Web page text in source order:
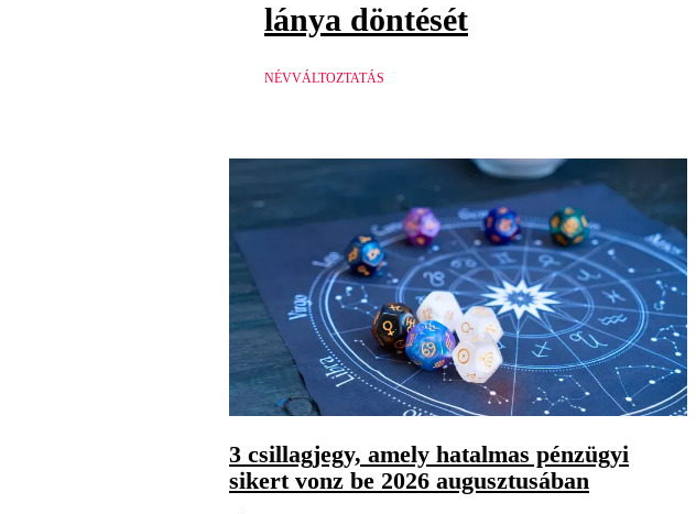
lánya döntését
NÉVVÁLTOZTATÁS
3 csillagjegy, amely hatalmas pénzügyi
sikert vonz be 2026 augusztusában